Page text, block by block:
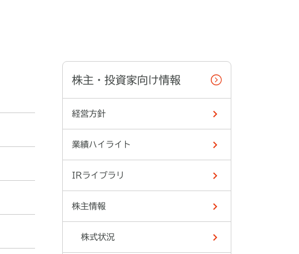
株主・投資家向け情報
経営方針
業績ハイライト
IRライブラリ
株主情報
株式状況